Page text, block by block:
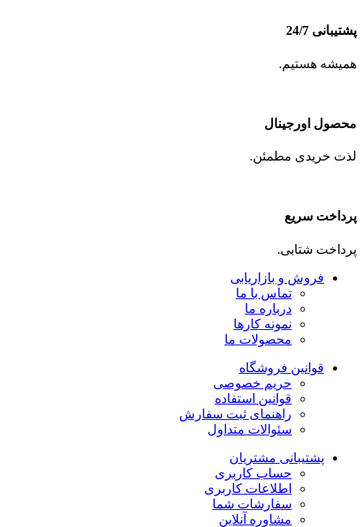
پشتیبانی 24/7
همیشه هستیم.
محصول اورجینال
لذت خریدی مطمئن.
پرداخت سریع
پرداخت شتابی.
فروش و بازاریابی
تماس با ما
درباره ما
نمونه کارها
محصولات ما
قوانین فروشگاه
حریم خصوصی
قوانین استفاده
راهنمای ثبت سفارش
سئوالات متداول
پشتیبانی مشتریان
حساب کاربری
اطلاعات کاربری
سفارشات شما
مشاوره آنلاین